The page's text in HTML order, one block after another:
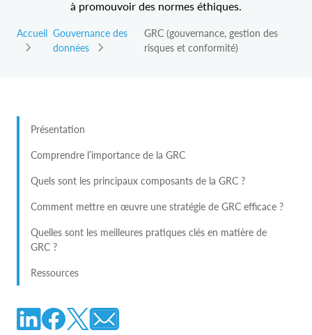
à promouvoir des normes éthiques.
Accueil Gouvernance des
données
GRC (gouvernance, gestion des
risques et conformité)
Présentation
Comprendre l’importance de la GRC
Quels sont les principaux composants de la GRC ?
Comment mettre en œuvre une stratégie de GRC efficace ?
Quelles sont les meilleures pratiques clés en matière de
GRC ?
Ressources